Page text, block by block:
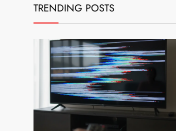
TRENDING POSTS